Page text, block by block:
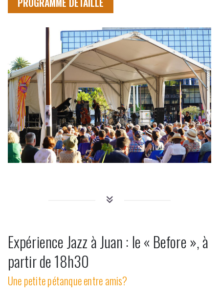
PROGRAMME DÉTAILLÉ
Expérience Jazz à Juan : le « Before », à
partir de 18h30
Une petite pétanque entre amis?